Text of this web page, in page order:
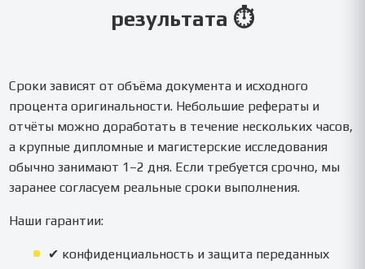
результата ⏱️
Сроки зависят от объёма документа и исходного
процента оригинальности. Небольшие рефераты и
отчёты можно доработать в течение нескольких часов,
а крупные дипломные и магистерские исследования
обычно занимают 1–2 дня. Если требуется срочно, мы
заранее согласуем реальные сроки выполнения.
Наши гарантии:
✔ конфиденциальность и защита переданных